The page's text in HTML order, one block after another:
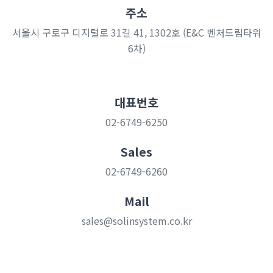
주소
서울시 구로구 디지털로 31길 41, 1302호 (E&C 벤처드림타워
6차)
대표번호
02-6749-6250
Sales
02-6749-6260
Mail
sales@solinsystem.co.kr